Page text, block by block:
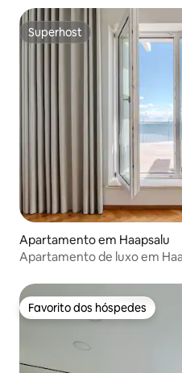
Superhost
Superhost
Apartamento em Haapsalu
Apartamento de luxo em
Favorito dos hóspedes
Favorito dos hóspedes